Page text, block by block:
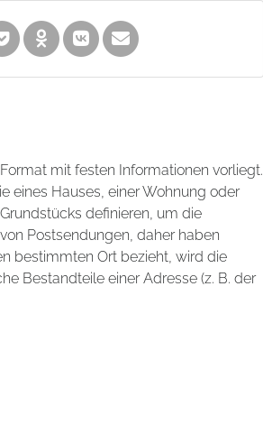
mit festen Informationen vorliegt.
eines Hauses, einer Wohnung oder
definieren, um die
Postsendungen, daher haben
bestimmten Ort bezieht, wird die
Bestandteile einer Adresse (z. B. der